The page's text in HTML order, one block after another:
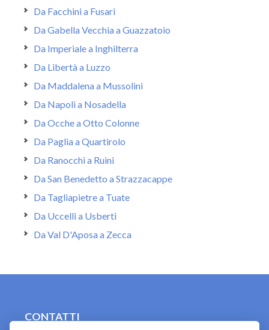
Da Facchini a Fusari
Da Gabella Vecchia a Guazzatoio
Da Imperiale a Inghilterra
Da Libertà a Luzzo
Da Maddalena a Mussolini
Da Napoli a Nosadella
Da Ocche a Otto Colonne
Da Paglia a Quartirolo
Da Ranocchi a Ruini
Da San Benedetto a Strazzacappe
Da Tagliapietre a Tuate
Da Uccelli a Usberti
Da Val D'Aposa a Zecca
CONTATTI